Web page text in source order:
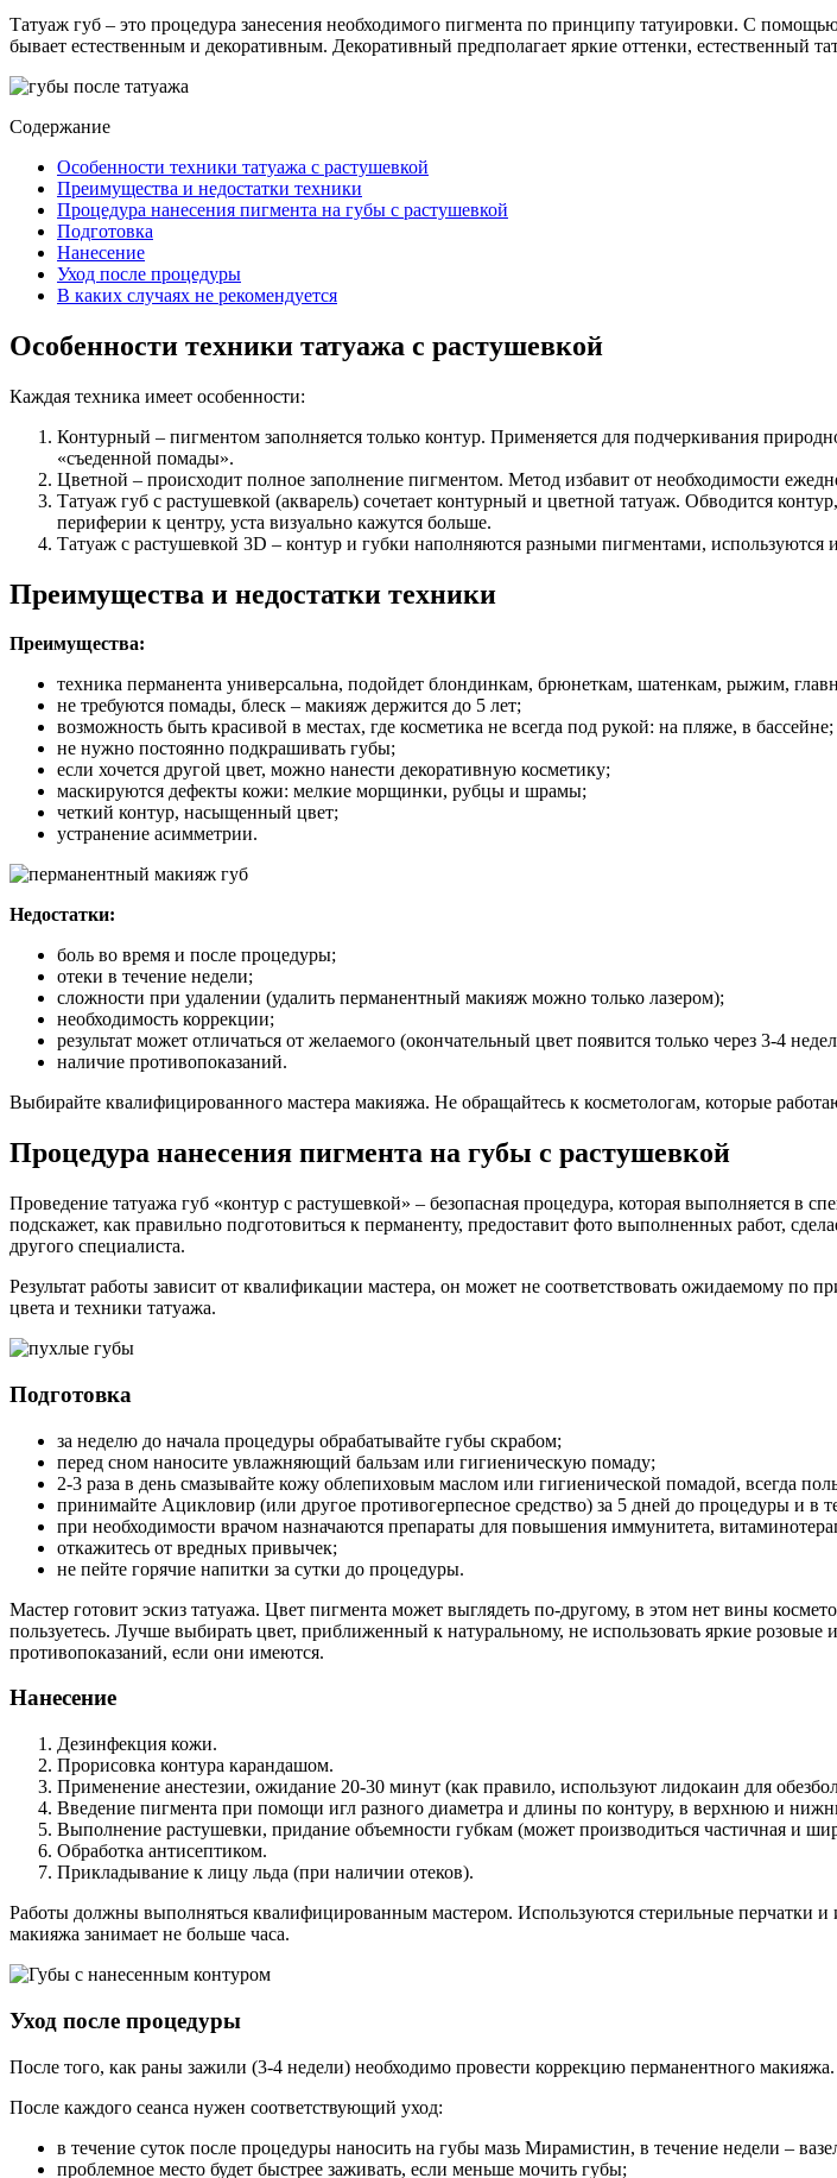
Татуаж губ – это процедура занесения необходимого пигмента по принципу татуировки. С
бывает естественным и декоративным. Декоративный предполагает яркие оттенки, естественный
Содержание
Особенности техники татуажа с растушевкой
Преимущества и недостатки техники
Процедура нанесения пигмента на губы с растушевкой
Подготовка
Нанесение
Уход после процедуры
В каких случаях не рекомендуется
Особенности техники татуажа с растушевкой
Каждая техника имеет особенности:
Контурный – пигментом заполняется только контур. Применяется для подчеркивания
«съеденной помады».
Цветной – происходит полное заполнение пигментом. Метод избавит от необходимости
Татуаж губ с растушевкой (акварель) сочетает контурный и цветной татуаж. Обводится
периферии к центру, уста визуально кажутся больше.
Татуаж с растушевкой 3D – контур и губки наполняются разными пигментами,
Преимущества и недостатки техники
Преимущества:
техника перманента универсальна, подойдет блондинкам, брюнеткам, шатенкам, рыжим,
не требуются помады, блеск – макияж держится до 5 лет;
возможность быть красивой в местах, где косметика не всегда под рукой: на пляже, в бассейне;
не нужно постоянно подкрашивать губы;
если хочется другой цвет, можно нанести декоративную косметику;
маскируются дефекты кожи: мелкие морщинки, рубцы и шрамы;
четкий контур, насыщенный цвет;
устранение асимметрии.
Недостатки:
боль во время и после процедуры;
отеки в течение недели;
сложности при удалении (удалить перманентный макияж можно только лазером);
необходимость коррекции;
результат может отличаться от желаемого (окончательный цвет появится только через 3-4
наличие противопоказаний.
Выбирайте квалифицированного мастера макияжа. Не обращайтесь к косметологам, которые
Процедура нанесения пигмента на губы с растушевкой
Проведение татуажа губ «контур с растушевкой» – безопасная процедура, которая выполняется в
подскажет, как правильно подготовиться к перманенту, предоставит фото выполненных работ,
другого специалиста.
Результат работы зависит от квалификации мастера, он может не соответствовать ожидаемому по
цвета и техники татуажа.
Подготовка
за неделю до начала процедуры обрабатывайте губы скрабом;
перед сном наносите увлажняющий бальзам или гигиеническую помаду;
2-3 раза в день смазывайте кожу облепиховым маслом или гигиенической помадой, всегда
принимайте Ацикловир (или другое противогерпесное средство) за 5 дней до процедуры и в
при необходимости врачом назначаются препараты для повышения иммунитета,
откажитесь от вредных привычек;
не пейте горячие напитки за сутки до процедуры.
Мастер готовит эскиз татуажа. Цвет пигмента может выглядеть по-другому, в этом нет вины
пользуетесь. Лучше выбирать цвет, приближенный к натуральному, не использовать яркие
противопоказаний, если они имеются.
Нанесение
Дезинфекция кожи.
Прорисовка контура карандашом.
Применение анестезии, ожидание 20-30 минут (как правило, используют лидокаин для
Введение пигмента при помощи игл разного диаметра и длины по контуру, в верхнюю и
Выполнение растушевки, придание объемности губкам (может производиться частичная и
Обработка антисептиком.
Прикладывание к лицу льда (при наличии отеков).
Работы должны выполняться квалифицированным мастером. Используются стерильные перчатки
макияжа занимает не больше часа.
Уход после процедуры
После того, как раны зажили (3-4 недели) необходимо провести коррекцию перманентного
После каждого сеанса нужен соответствующий уход:
в течение суток после процедуры наносить на губы мазь Мирамистин, в течение недели –
проблемное место будет быстрее заживать, если меньше мочить губы;